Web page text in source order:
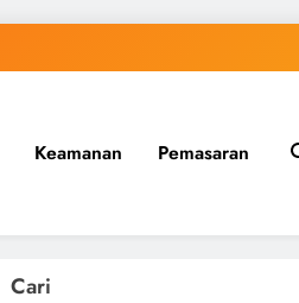
Keamanan Pemasaran
Cari